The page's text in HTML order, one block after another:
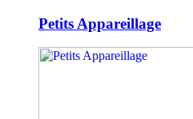
Petits Appareillage